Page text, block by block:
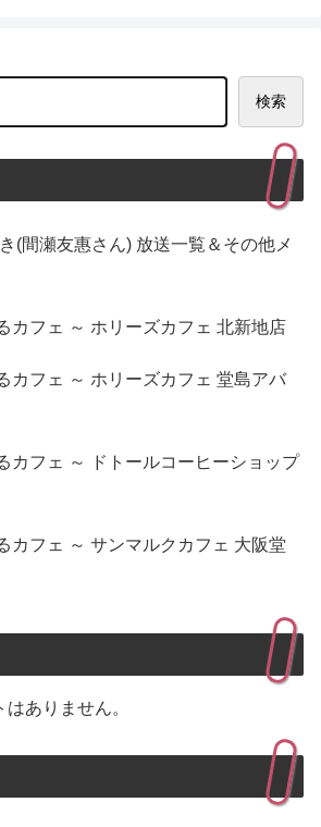
検索
(間瀬友惠さん) 放送一覧＆その他メ
カフェ ～ ホリーズカフェ 北新地店
カフェ ～ ホリーズカフェ 堂島アバ
カフェ ～ ドトールコーヒーショップ
カフェ ～ サンマルクカフェ 大阪堂
ありません。